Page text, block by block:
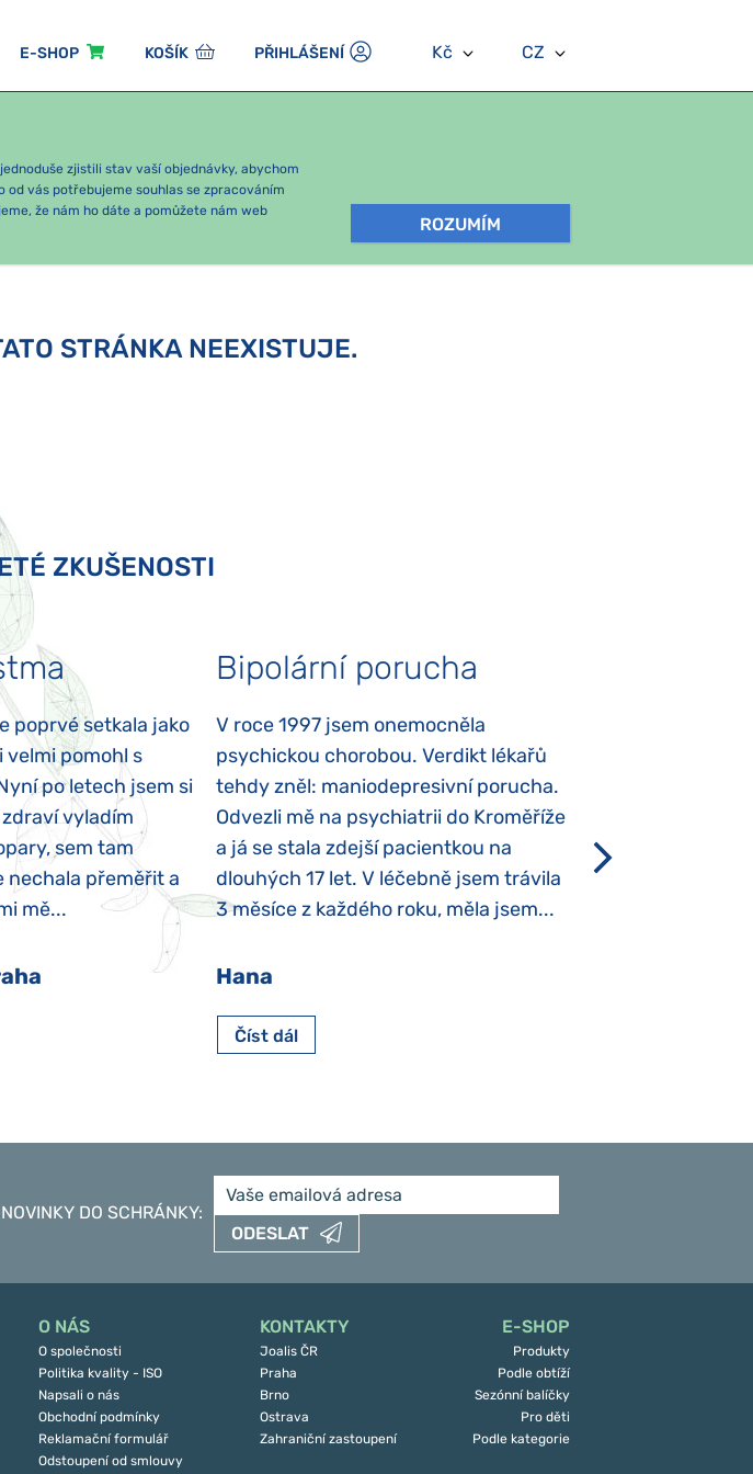
E-SHOP KOŠÍK PŘIHLÁŠENÍ Kč CZ
zjistili stav vaší objednávky, abychom
vás potřebujeme souhlas se zpracováním
že nám ho dáte a pomůžete nám web
ROZUMÍM
STRÁNKA NEEXISTUJE.
ZKUŠENOSTI
poprvé setkala jako
velmi pomohl s
po letech jsem si
vyladím
sem tam
nechala přeměřit a
mě...
Bipolární porucha
V roce 1997 jsem onemocněla
psychickou chorobou. Verdikt lékařů
tehdy zněl: maniodepresivní porucha.
Odvezli mě na psychiatrii do Kroměříže
a já se stala zdejší pacientkou na
dlouhých 17 let. V léčebně jsem trávila
3 měsíce z každého roku, měla jsem...
Hana
Číst dál
který je u
Po půl roce
NOVINKY DO SCHRÁNKY:
ODESLAT
O NÁS
O společnosti
Politika kvality - ISO
Napsali o nás
Obchodní podmínky
Reklamační formulář
Odstoupení od smlouvy
KONTAKTY
Joalis ČR
Praha
Brno
Ostrava
Zahraniční zastoupení
E-SHOP
Produkty
Podle obtíží
Sezónní balíčky
Pro děti
Podle kategorie